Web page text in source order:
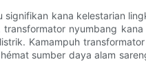
kana kelestarian
nyumbang
Kamampuh
sumber daya alam